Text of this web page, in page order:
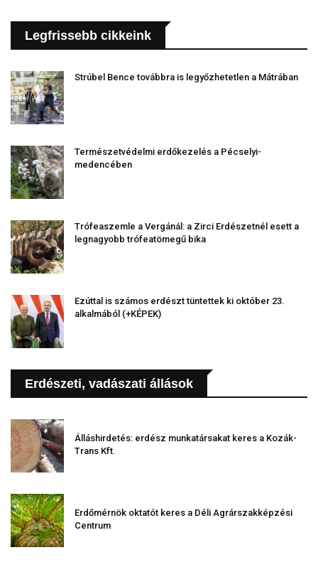
Legfrissebb cikkeink
Strúbel Bence továbbra is legyőzhetetlen a Mátrában
Természetvédelmi erdőkezelés a Pécselyi-
medencében
Trófeaszemle a Vergánál: a Zirci Erdészetnél esett a
legnagyobb trófeatömegű bika
Ezúttal is számos erdészt tüntettek ki október 23.
alkalmából (+KÉPEK)
Erdészeti, vadászati állások
Álláshirdetés: erdész munkatársakat keres a Kozák-
Trans Kft.
Erdőmérnök oktatót keres a Déli Agrárszakképzési
Centrum